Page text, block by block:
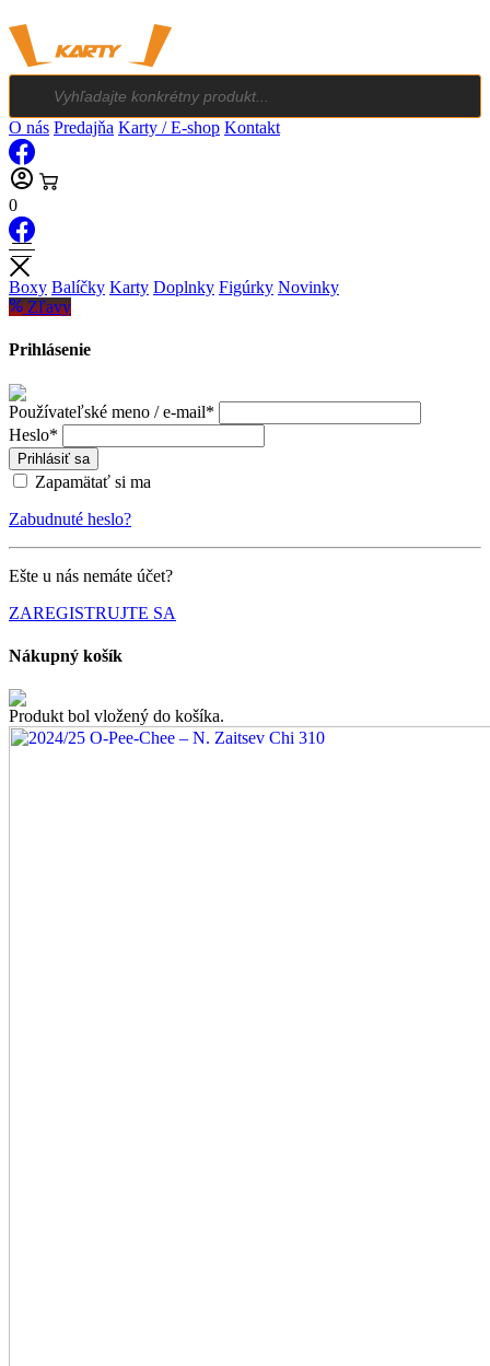
Products
O nás Predajňa Karty / E-shop Kontakt
0
Boxy Balíčky Karty Doplnky Figúrky Novinky
Zľavy
Prihlásenie
Používateľské meno / e-mail*
Heslo*
Prihlásiť sa
Zapamätať si ma
Zabudnuté heslo?
Ešte u nás nemáte účet?
ZAREGISTRUJTE SA
Nákupný košík
Produkt bol vložený do košíka.